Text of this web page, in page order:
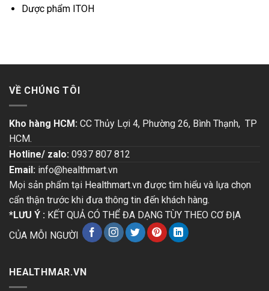
Dược phẩm ITOH
VỀ CHÚNG TÔI
Kho hàng HCM: CC Thủy Lợi 4, Phường 26, Bình Thạnh, TP
HCM.
Hotline/ zalo: 0937 807 812
Email: info@healthmart.vn
Mọi sản phẩm tại Healthmart.vn được tìm hiểu và lựa chọn
cẩn thận trước khi đưa thông tin đến khách hàng.
*LƯU Ý : KẾT QUẢ CÓ THỂ ĐA DẠNG TÙY THEO CƠ ĐỊA
CỦA MỖI NGƯỜI
HEALTHMAR.VN